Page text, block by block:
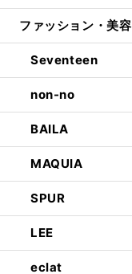
ファッション・美容
Seventeen
non-no
BAILA
MAQUIA
SPUR
LEE
eclat